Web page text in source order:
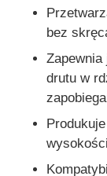
Skontaktuj
Aktualności
Wszystkie
bez
Zapewnia
drutu w
wysokości